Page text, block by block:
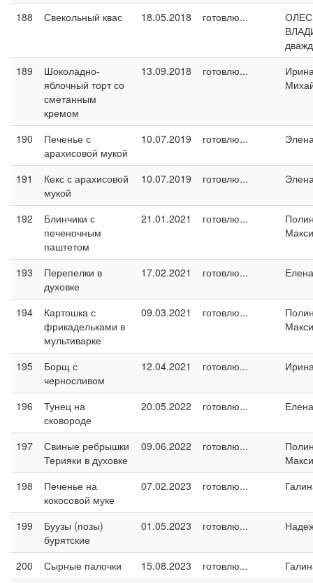
188
Свекольный квас 18.05.2018 готовлю...
189
Шоколадно-
яблочный торт со
сметанным
кремом
13.09.2018 готовлю...
190
Печенье с
арахисовой мукой
10.07.2019 готовлю...
191
Кекс с арахисовой
мукой
10.07.2019 готовлю...
192
Блинчики с
печеночным
паштетом
21.01.2021 готовлю...
193
Перепелки в
духовке
17.02.2021 готовлю...
194
Картошка с
фрикадельками в
мультиварке
09.03.2021 готовлю...
195
Борщ с
черносливом
12.04.2021 готовлю...
196
Тунец на
сковороде
20.05.2022 готовлю...
197
Свиные ребрышки
Терияки в духовке
09.06.2022 готовлю...
198
Печенье на
кокосовой муке
07.02.2023 готовлю...
199
Буузы (позы)
бурятские
01.05.2023 готовлю...
200 Сырные палочки 15.08.2023 готовлю...